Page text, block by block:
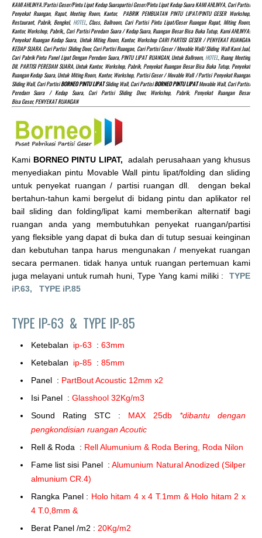
KAMI AHLINYA.!partisi Geser/pintu Lipat Kedap Suarapartisi Geser/pintu Lipat Kedap Suara KAMI AHLINYA, Cari Partisi
Penyekat Ruangan, Rapat, Meeting Room, Kantor, PABRIK PEMBUATAN PINTU LIPAT/PINTU GESER Workshop,
Restaurant, Pabrik, Bengkel, HOTEL, Class, Ballroom, Cari Partisi Pintu Lipat/Geser Ruangan Rapat, Miting Room,
Kantor, Workshop, Pabrik,, Cari Partisi Peredam Suara / Kedap Suara, Ruangan Besar Bisa Buka Tutup, Kami AHLINYA!
Penyekat Ruangan Kedap Suara, Untuk Miting Room, Kantor, Workshop CARI PARTISI GESER / PENYEKAT RUANGAN
KEDAP SUARA. Cari Partisi Sliding Door, Cari Partisi Ruangan, Cari Partisi Geser / Movable Wall/ Sliding Wall Kami Jual,
Cari Pabrik Pintu Panel Lipat Dengan Peredam Suara, PINTU LIPAT RUANGAN, Untuk Ballroom, HOTEL, Ruang Meeting
Dll. PARTISI PEREDAM SUARA, Untuk Kantor, Workshop, Pabrik, Penyekat Ruangan Besar Bisa Buka Tutup, Penyekat
Ruangan Kedap Suara, Untuk Miting Room, Kantor, Workshop, Partisi Geser / Movable Wall / Partisi Penyekat Ruangan
Sliding Wall, Cari PartisiBORNEO PINTU LIPATSliding Wall, Cari PartisiBORNEO PINTU LIPATMovable Wall, Cari Partisi
Peredam Suara / Kedap Suara, Cari Partisi Sliding Door, Workshop, Pabrik, Penyekat Ruangan Besar
Bisa Geser, PENYEKAT RUANGAN
Kami BORNEO PINTU LIPAT, adalah perusahaan yang khusus
menyediakan pintu Movable Wall pintu lipat/folding dan sliding
untuk penyekat ruangan / partisi ruangan dll. dengan bekal
bertahun-tahun kami bergelut di bidang pintu dan aplikator rel
bail sliding dan folding/lipat kami memberikan alternatif bagi
ruangan anda yang membutuhkan penyekat ruangan/partisi
yang fleksible yang dapat di buka dan di tutup sesuai keinginan
dan kebutuhan tanpa harus mengunakan / menyekat ruangan
secara permanen. tidak hanya untuk ruangan pertemuan kami
juga melayani untuk rumah huni, Type Yang kami miliki : TYPE
iP.63, TYPE iP.85
TYPE IP-63 & TYPE IP-85
Ketebalan ip-63 : 63mm
Ketebalan ip-85 : 85mm
Panel : PartBout Acoustic 12mm x2
Isi Panel : Glasshool 32Kg/m3
Sound Rating STC : MAX 25db *dibantu dengan
pengkondisian ruangan Acoutic
Rell & Roda : Rell Alumunium & Roda Bering, Roda Nilon
Fame list sisi Panel :Alumunium Natural Anodized (Silper
almunium CR.4)
Rangka Panel : Holo hitam 4 x 4 T.1mm & Holo hitam 2 x
4 T.0,8mm &
Berat Panel /m2 : 20Kg/m2